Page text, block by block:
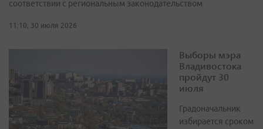
соответствии с региональным законодательством
11:10, 30 июля 2026
Выборы мэра
Владивостока
пройдут 30
июля
Градоначальник
избирается сроком